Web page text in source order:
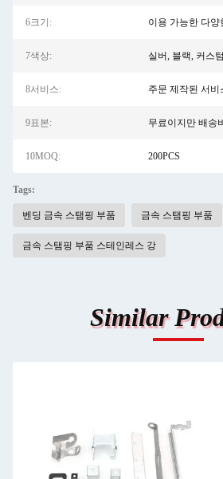
6크기: 이용 가능한 다양
7색상: 실버, 블랙, 커스텀
8서비스: 주문 제작된 서비
9표본: 무료이지만 배송
10MOQ: 200PCS
Tags:
벤딩 금속 스탬핑 부품 금속 스탬핑 부품
금속 스탬핑 부품 스테인레스 강
Similar